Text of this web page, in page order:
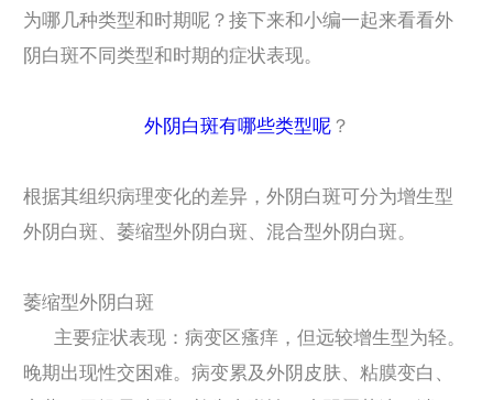
为哪几种类型和时期呢？接下来和小编一起来看看外
阴白斑不同类型和时期的症状表现。
外阴白斑有哪些类型呢？
根据其组织病理变化的差异，外阴白斑可分为增生型
外阴白斑、萎缩型外阴白斑、混合型外阴白斑。
萎缩型外阴白斑
主要症状表现：病变区瘙痒，但远较增生型为轻。
晚期出现性交困难。病变累及外阴皮肤、粘膜变白、